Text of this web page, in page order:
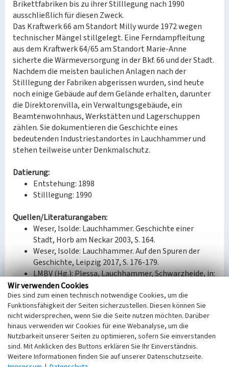
Brikettfabriken bis zu ihrer Stilllegung nach 1990
ausschließlich für diesen Zweck.
Das Kraftwerk 66 am Standort Milly wurde 1972 wegen
technischer Mängel stillgelegt. Eine Ferndampfleitung
aus dem Kraftwerk 64/65 am Standort Marie-Anne
sicherte die Wärmeversorgung in der Bkf. 66 und der Stadt.
Nachdem die meisten baulichen Anlagen nach der
Stilllegung der Fabriken abgerissen wurden, sind heute
noch einige Gebäude auf dem Gelände erhalten, darunter
die Direktorenvilla, ein Verwaltungsgebäude, ein
Beamtenwohnhaus, Werkstätten und Lagerschuppen
zählen. Sie dokumentieren die Geschichte eines
bedeutenden Industriestandortes in Lauchhammer und
stehen teilweise unter Denkmalschutz.
Datierung:
Entstehung: 1898
Stilllegung: 1990
Quellen/Literaturangaben:
Weser, Isolde: Lauchhammer. Geschichte einer
Stadt, Horb am Neckar 2003, S. 164.
Weser, Isolde: Lauchhammer. Auf den Spuren der
Geschichte, Leipzig 2017, S. 176-179.
LMBV (Hg.): Plessa, Lauchhammer, Schwarzheide, in:
Lausitzer Braunkohlenrevier. Wandlungen und
Perspektiven, Senftenberg 2016, S. 4f. und S. 26.
BKM-Nummer:32001927
(Erfassungsprojekt Lausitz, BLDAM 2023)
Wir verwenden Cookies
Dies sind zum einen technisch notwendige Cookies, um die
Funktionsfähigkeit der Seiten sicherzustellen. Diesen können Sie
nicht widersprechen, wenn Sie die Seite nutzen möchten. Darüber
hinaus verwenden wir Cookies für eine Webanalyse, um die
Nutzbarkeit unserer Seiten zu optimieren, sofern Sie einverstanden
sind. Mit Anklicken des Buttons erklären Sie Ihr Einverständnis.
Weitere Informationen finden Sie auf unserer Datenschutzseite.